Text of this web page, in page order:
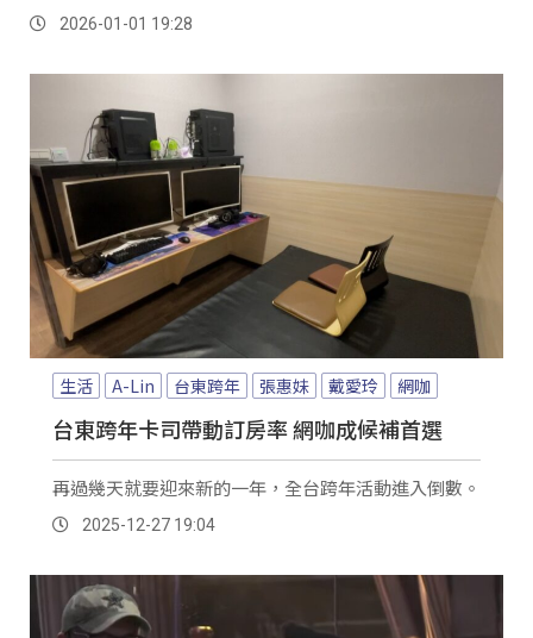
2026-01-01 19:28
生活 A-Lin 台東跨年 張惠妹 戴愛玲 網咖
台東跨年卡司帶動訂房率 網咖成候補首選
再過幾天就要迎來新的一年，全台跨年活動進入倒數。
2025-12-27 19:04